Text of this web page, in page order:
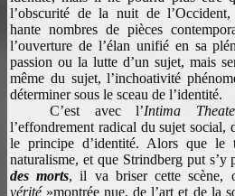
l’obscurité de la nuit de
hante nombres de pièces
l’ouverture de l’élan unifié en sa
passion ou la lutte d’un sujet, mais
même du sujet, l’inchoativité
déterminer sous le sceau de
C’est avec l’Intima
l’effondrement radical du sujet social,
le principe d’identité. Alors que le
naturalisme, et que Strindberg put s’y
des morts, il va briser cette
vérité»montrée nue, de l’art et de la